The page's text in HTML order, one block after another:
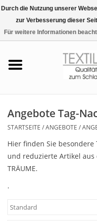
Tag & Nachtwäsche
Freizeit-Hausanzüge
Badezimmer & Sauna
Angebote Tag-
STARTSEITE /ANGEBOTE /
Hier finden Sie
und reduzierte Artikel aus
TRÄUME.
.
Durch die Nutzung unserer
zur Verbesserung dieser
Für weitere Informationen